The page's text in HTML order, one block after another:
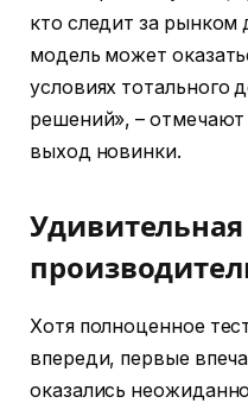
кто следит за рынком
модель может
условиях
решений», –
выход новинки.
Удивительная
Хотя полноценное
впереди, первые
оказались